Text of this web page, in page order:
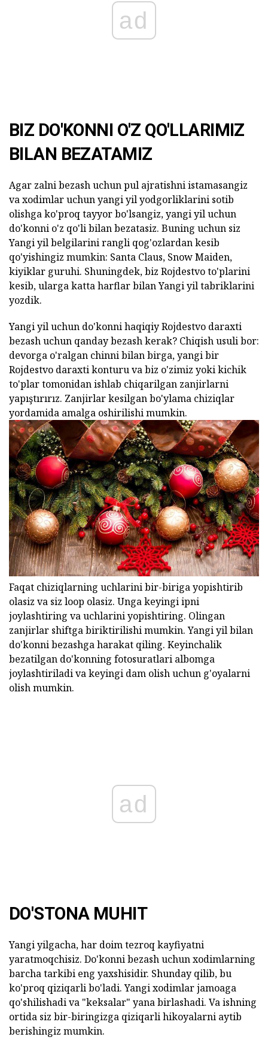
ad
BIZ DO'KONNI O'Z QO'LLARIMIZ
BILAN BEZATAMIZ
Agar zalni bezash uchun pul ajratishni istamasangiz
va xodimlar uchun yangi yil yodgorliklarini sotib
olishga ko'proq tayyor bo'lsangiz, yangi yil uchun
do'konni o'z qo'li bilan bezatasiz. Buning uchun siz
Yangi yil belgilarini rangli qog'ozlardan kesib
qo'yishingiz mumkin: Santa Claus, Snow Maiden,
kiyiklar guruhi. Shuningdek, biz Rojdestvo to'plarini
kesib, ularga katta harflar bilan Yangi yil tabriklarini
yozdik.
Yangi yil uchun do'konni haqiqiy Rojdestvo daraxti
bezash uchun qanday bezash kerak? Chiqish usuli bor:
devorga o'ralgan chinni bilan birga, yangi bir
Rojdestvo daraxti konturu va biz o'zimiz yoki kichik
to'plar tomonidan ishlab chiqarilgan zanjirlarni
yapıştırırız. Zanjirlar kesilgan bo'ylama chiziqlar
yordamida amalga oshirilishi mumkin.
Faqat chiziqlarning uchlarini bir-biriga yopishtirib
olasiz va siz loop olasiz. Unga keyingi ipni
joylashtiring va uchlarini yopishtiring. Olingan
zanjirlar shiftga biriktirilishi mumkin. Yangi yil bilan
do'konni bezashga harakat qiling. Keyinchalik
bezatilgan do'konning fotosuratlari albomga
joylashtiriladi va keyingi dam olish uchun g'oyalarni
olish mumkin.
ad
DO'STONA MUHIT
Yangi yilgacha, har doim tezroq kayfiyatni
yaratmoqchisiz. Do'konni bezash uchun xodimlarning
barcha tarkibi eng yaxshisidir. Shunday qilib, bu
ko'proq qiziqarli bo'ladi. Yangi xodimlar jamoaga
qo'shilishadi va "keksalar" yana birlashadi. Va ishning
ortida siz bir-biringizga qiziqarli hikoyalarni aytib
berishingiz mumkin.